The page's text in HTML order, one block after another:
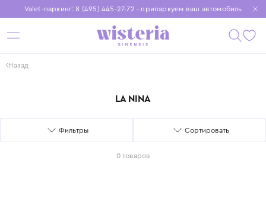
Valet-паркинг: 8 (495) 445-27-72 - припаркуем ваш автомобиль
Бесплатная доставка при заказе от 15 000 ₽
Установите приложение, чтобы покупки были еще удобнее
Назад
LA NINA
Фильтры Сортировать
0 товаров